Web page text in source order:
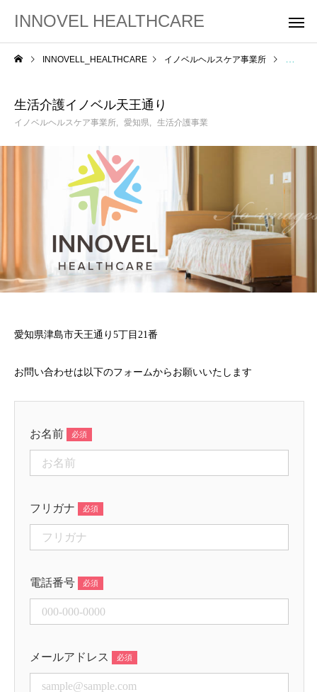
INNOVEL HEALTHCARE
INNOVELL_HEALTHCARE イノベルヘルスケア事業所 生活介
生活介護イノベル天王通り
イノベルヘルスケア事業所 愛知県 生活介護事業
愛知県津島市天王通り5丁目21番
お問い合わせは以下のフォームからお願いいたします
お名前
フリガナ
電話番号
メールアドレス